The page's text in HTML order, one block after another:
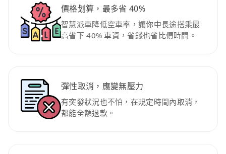
價格划算，最多省 40%
智慧派車降低空車率，讓你中長途搭乘最
高省下 40% 車資，省錢也省比價時間。
彈性取消，應變無壓力
有突發狀況也不怕，在規定時間內取消，
都能全額退款。